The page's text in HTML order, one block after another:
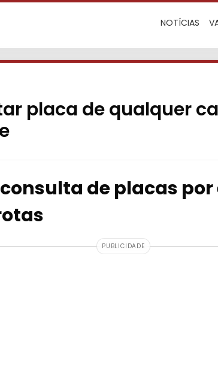
NOTÍCIAS
placa de qualquer
de placas
PUBLICIDADE